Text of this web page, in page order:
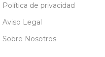
Política de privacidad
Aviso Legal
Sobre Nosotros